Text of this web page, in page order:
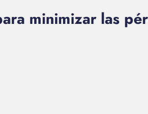
minimizar las